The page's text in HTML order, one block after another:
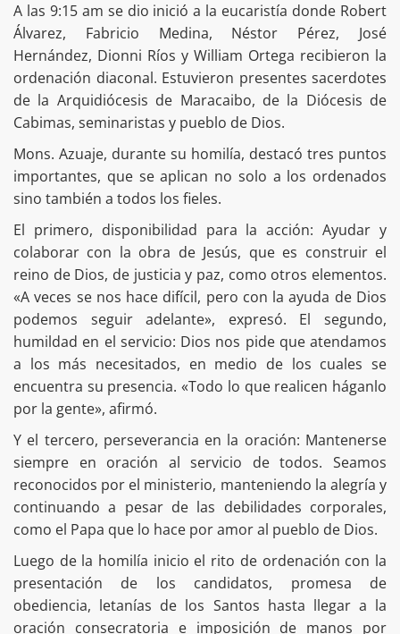
A las 9:15 am se dio inició a la eucaristía donde Robert
Álvarez, Fabricio Medina, Néstor Pérez, José
Hernández, Dionni Ríos y William Ortega recibieron la
ordenación diaconal. Estuvieron presentes sacerdotes
de la Arquidiócesis de Maracaibo, de la Diócesis de
Cabimas, seminaristas y pueblo de Dios.
Mons. Azuaje, durante su homilía, destacó tres puntos
importantes, que se aplican no solo a los ordenados
sino también a todos los fieles.
El primero, disponibilidad para la acción: Ayudar y
colaborar con la obra de Jesús, que es construir el
reino de Dios, de justicia y paz, como otros elementos.
«A veces se nos hace difícil, pero con la ayuda de Dios
podemos seguir adelante», expresó. El segundo,
humildad en el servicio: Dios nos pide que atendamos
a los más necesitados, en medio de los cuales se
encuentra su presencia. «Todo lo que realicen háganlo
por la gente», afirmó.
Y el tercero, perseverancia en la oración: Mantenerse
siempre en oración al servicio de todos. Seamos
reconocidos por el ministerio, manteniendo la alegría y
continuando a pesar de las debilidades corporales,
como el Papa que lo hace por amor al pueblo de Dios.
Luego de la homilía inicio el rito de ordenación con la
presentación de los candidatos, promesa de
obediencia, letanías de los Santos hasta llegar a la
oración consecratoria e imposición de manos por